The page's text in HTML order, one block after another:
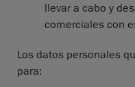
llevar a cabo y
comerciales con
Los datos personales
para: